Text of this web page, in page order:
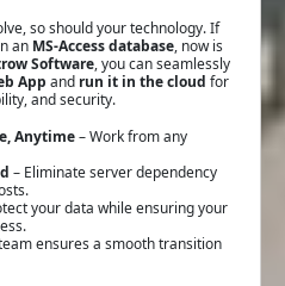
so should your technology. If
an MS-Access database, now is
Software, you can seamlessly
App and run it in the cloud for
and security.
Anytime– Work from any
– Eliminate server dependency
your data while ensuring your
ensures a smooth transition